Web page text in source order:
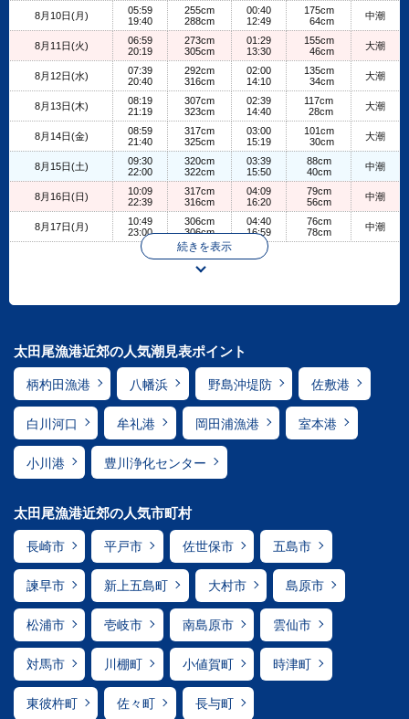
8月10日(月)
05:59
19:40
255cm
288cm
00:40
12:49
175cm
64cm
中潮
8月11日(火)
06:59
20:19
273cm
305cm
01:29
13:30
155cm
46cm
大潮
8月12日(水)
07:39
20:40
292cm
316cm
02:00
14:10
135cm
34cm
大潮
8月13日(木)
08:19
21:19
307cm
323cm
02:39
14:40
117cm
28cm
大潮
8月14日(金)
08:59
21:40
317cm
325cm
03:00
15:19
101cm
30cm
大潮
8月15日(土)
09:30
22:00
320cm
322cm
03:39
15:50
88cm
40cm
中潮
8月16日(日)
10:09
22:39
317cm
316cm
04:09
16:20
79cm
56cm
中潮
8月17日(月)
10:49
23:00
306cm
306cm
04:40
16:59
76cm
78cm
中潮
続きを表示
太田尾漁港近郊の人気潮見表ポイント
柄杓田漁港 八幡浜 野島沖堤防 佐敷港
白川河口 牟礼港 岡田浦漁港 室本港
小川港 豊川浄化センター
太田尾漁港近郊の人気市町村
長崎市 平戸市 佐世保市 五島市
諫早市 新上五島町 大村市 島原市
松浦市 壱岐市 南島原市 雲仙市
対馬市 川棚町 小値賀町 時津町
東彼杵町 佐々町 長与町